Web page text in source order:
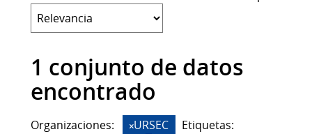
1 conjunto de datos
encontrado
Organizaciones: URSEC
Etiquetas: